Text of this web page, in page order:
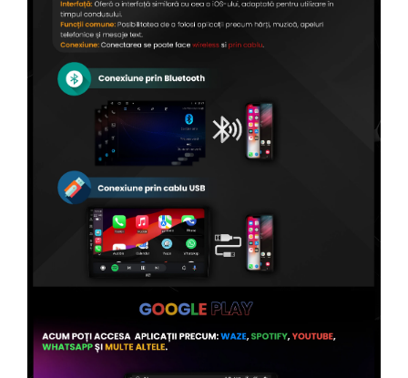
Conectică Iveco
Conectică Dacia
Conectică Volvo
Conectică Smart
Conectică Chrysler
Conectică Land Rover
Conectică Ssangyong